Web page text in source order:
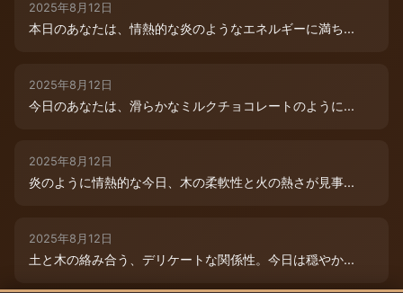
2025年8月12日
本日のあなたは、情熱的な炎のようなエネルギーに満ち...
2025年8月12日
今日のあなたは、滑らかなミルクチョコレートのように...
2025年8月12日
炎のように情熱的な今日、木の柔軟性と火の熱さが見事...
2025年8月12日
土と木の絡み合う、デリケートな関係性。今日は穏やか...